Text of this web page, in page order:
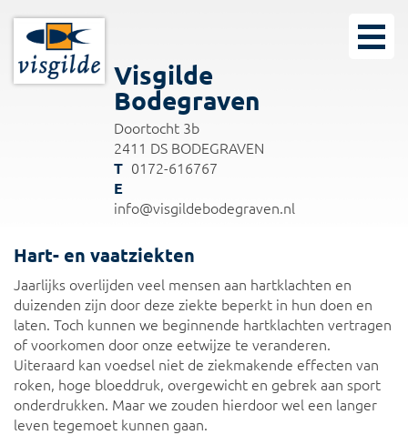
Visgilde
Bodegraven
Doortocht 3b
2411 DS BODEGRAVEN
0172-616767
info@visgildebodegraven.nl
Hart- en vaatziekten
Jaarlijks overlijden veel mensen aan hartklachten en
duizenden zijn door deze ziekte beperkt in hun doen en
laten. Toch kunnen we beginnende hartklachten vertragen
of voorkomen door onze eetwijze te veranderen.
Uiteraard kan voedsel niet de ziekmakende effecten van
roken, hoge bloeddruk, overgewicht en gebrek aan sport
onderdrukken. Maar we zouden hierdoor wel een langer
leven tegemoet kunnen gaan.